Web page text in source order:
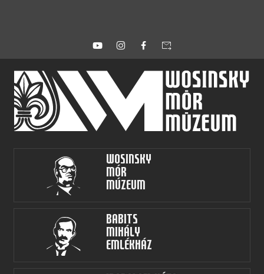
forward_to_inbox
Wosinsky
Mór
Múzeum
Babits
Mihály
Emlékház